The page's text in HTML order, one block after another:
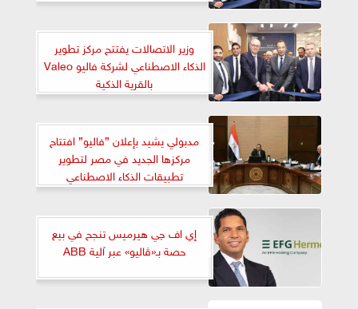
وزير الاتصالات يفتتح مركز تطوير
الذكاء الاصطناعي لشركة فاليو Valeo
بالقرية الذكية
مدبولي يشيد بإعلان ”فاليو” افتتاح
مركزها الجديد في مصر لتطوير
تطبيقات الذكاء الاصطناعي
إي اف چي هيرميس تنجح في بيع
حصة بـ«ڤاليو» عبر آلية ABB